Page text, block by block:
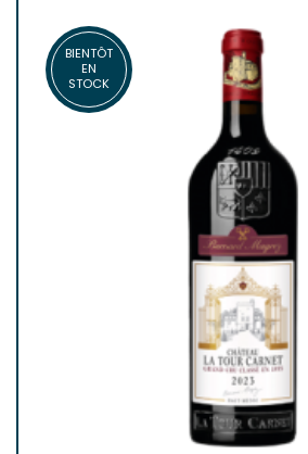
BIENTÔT
EN
STOCK